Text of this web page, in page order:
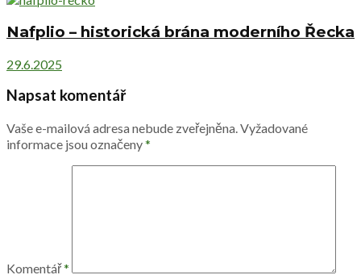
Nafplio – historická brána moderního Řecka
29.6.2025
Napsat komentář
Vaše e-mailová adresa nebude zveřejněna.Vyžadované
informace jsou označeny*
Komentář*